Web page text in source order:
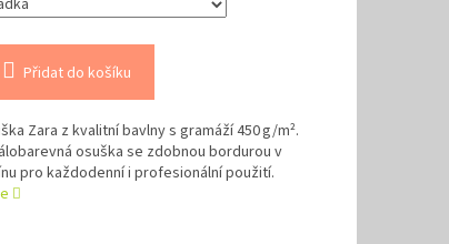
Přidat do košíku
Zara z kvalitní bavlny s gramáží 450 g/m².
osuška se zdobnou bordurou v
pro každodenní i profesionální použití.